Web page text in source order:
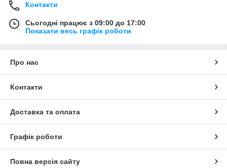
Контакти
Сьогодні працює з 09:00 до 17:00
Показати весь графік роботи
Про нас
Контакти
Доставка та оплата
Графік роботи
Повна версія сайту